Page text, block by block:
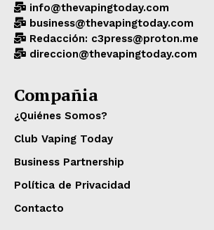
info@thevapingtoday.com
business@thevapingtoday.com
Redacción: c3press@proton.me
direccion@thevapingtoday.com
Compañia
¿Quiénes Somos?
Club Vaping Today
Business Partnership
Política de Privacidad
Contacto